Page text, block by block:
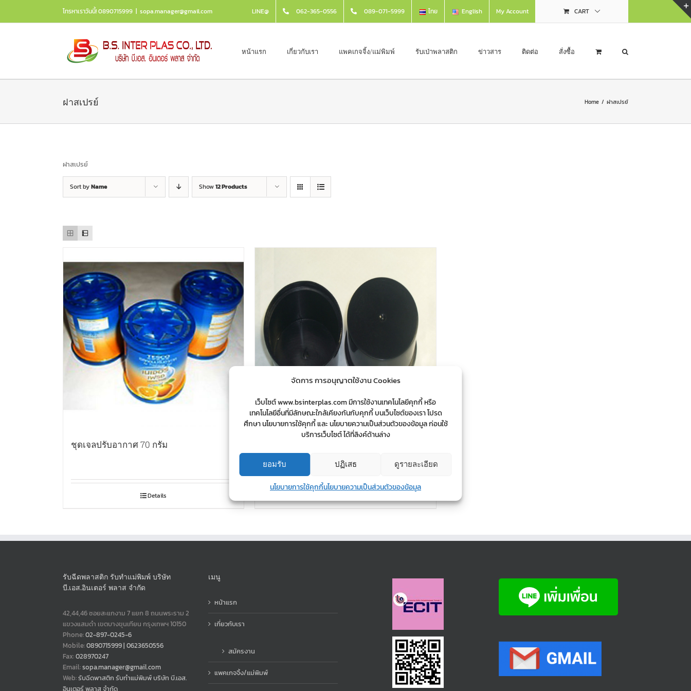
จัดการ การอนุญาตใช้งาน Cookies
เว็บไซต์ www.bsinterplas.com มีการใช้งานเทคโนโลยีคุกกี้ หรือ
เทคโนโลยีอื่นที่มีลักษณะใกล้เคียงกันกับคุกกี้ บนเว็บไซต์ของเรา โปรด
ศึกษา นโยบายการใช้คุกกี้ และ นโยบายความเป็นส่วนตัวของข้อมูล ก่อนใช้
บริการเว็บไซต์ ได้ที่ลิงค์ด้านล่าง
ยอมรับ ปฏิเสธ ดูรายละเอียด
นโยบายการใช้คุกกี้นโยบายความเป็นส่วนตัวของข้อมูล
content
โทรหาเราวันนี้! 0890715999 | sopa.manager@gmail.com LINE@ 062-365-0556 089-071-5999 ไทย English My Account CART
หน้าแรก เกี่ยวกับเรา แพคเกจจิ้ง/แม่พิมพ์ รับเป่าพลาสติก ข่าวสาร ติดต่อ สั่งซื้อ
ฝาสเปรย์ Home / ฝาสเปรย์
ฝาสเปรย์
Sort byName Show12 Products
ชุดเจลปรับอากาศ 70 กรัม
Details
Cap
รับฉีดพลาสติก รับทำแม่พิมพ์ บริษัท
บี.เอส.อินเตอร์ พลาส จำกัด
42,44,46 ซอยสะแกงาม 7 แยก 8 ถนนพระราม 2
แขวงแสมดำ เขตบางขุนเทียน กรุงเทพฯ 10150
Phone:02-897-0245-6
Mobile:0890715999 | 0623650556
Fax:028970247
Email:sopa.manager@gmail.com
Web:รับฉีดพาสติก รับทำแม่พิมพ์ บริษัท บี.เอส.
อินเตอร์ พลาส จำกัด
เมนู
หน้าแรก
เกี่ยวกับเรา
สมัครงาน
แพคเกจจิ้ง/แม่พิมพ์